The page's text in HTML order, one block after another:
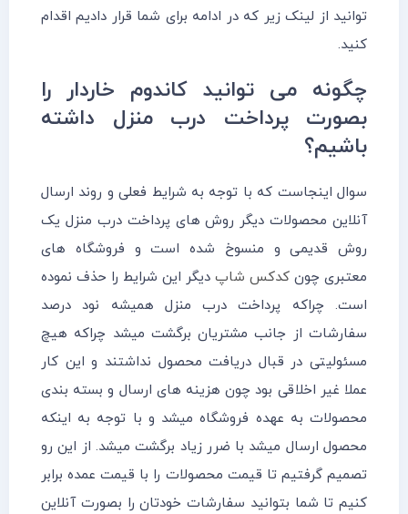
توانید از لینک زیر که در ادامه برای شما قرار دادیم اقدام
کنید.
چگونه می توانید کاندوم خاردار را
بصورت پرداخت درب منزل داشته
باشیم؟
سوال اینجاست که با توجه به شرایط فعلی و روند ارسال
آنلاین محصولات دیگر روش های پرداخت درب منزل یک
روش قدیمی و منسوخ شده است و فروشگاه های
معتبری چون کدکس شاپ دیگر این شرایط را حذف نموده
است. چراکه پرداخت درب منزل همیشه نود درصد
سفارشات از جانب مشتریان برگشت میشد چراکه هیچ
مسئولیتی در قبال دریافت محصول نداشتند و این کار
عملا غیر اخلاقی بود چون هزینه های ارسال و بسته بندی
محصولات به عهده فروشگاه میشد و با توجه به اینکه
محصول ارسال میشد با ضرر زیاد برگشت میشد. از این رو
تصمیم گرفتیم تا قیمت محصولات را با قیمت عمده برابر
کنیم تا شما بتوانید سفارشات خودتان را بصورت آنلاین